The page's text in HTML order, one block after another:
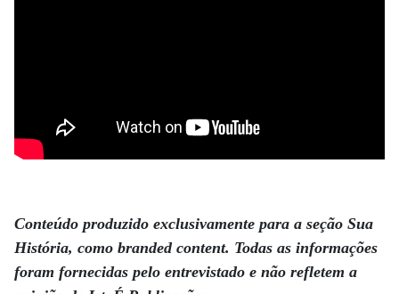
Conteúdo produzido exclusivamente para a seção Sua
História, como branded content. Todas as informações
foram fornecidas pelo entrevistado e não refletem a